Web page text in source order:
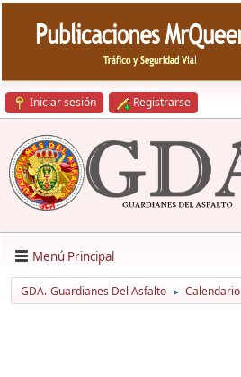
Iniciar sesión Registrarse
Menú Principal
GDA.-Guardianes Del Asfalto ► Calendario